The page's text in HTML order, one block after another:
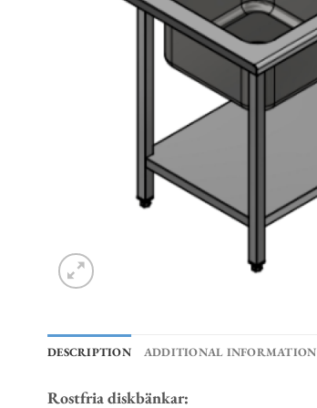
DESCRIPTION ADDITIONAL INFORMATION
Rostfria diskbänkar: